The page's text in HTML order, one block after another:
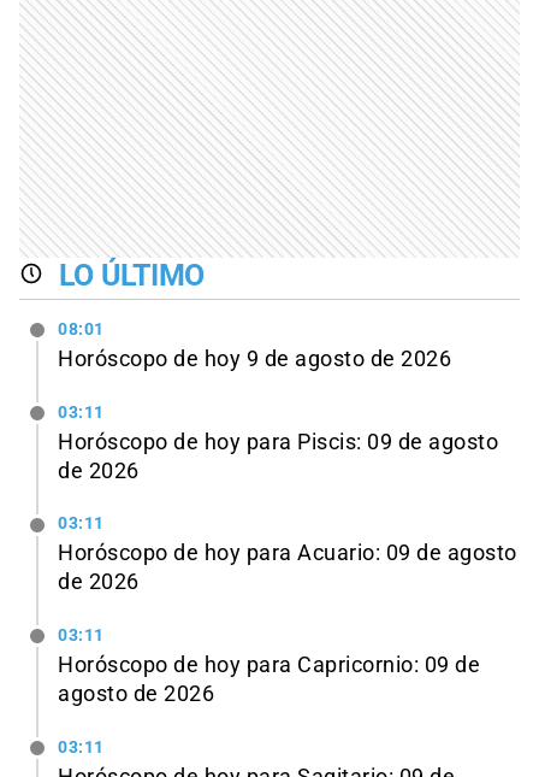
LO ÚLTIMO
08:01
Horóscopo de hoy 9 de agosto de 2026
03:11
Horóscopo de hoy para Piscis: 09 de agosto
de 2026
03:11
Horóscopo de hoy para Acuario: 09 de agosto
de 2026
03:11
Horóscopo de hoy para Capricornio: 09 de
agosto de 2026
03:11